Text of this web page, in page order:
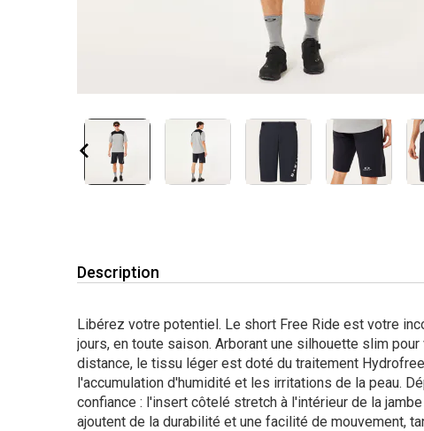
Description
Libérez votre potentiel. Le short Free Ride est votre
jours, en toute saison. Arborant une silhouette slim
distance, le tissu léger est doté du traitement
l'accumulation d'humidité et les irritations de la peau.
confiance : l'insert côtelé stretch à l'intérieur de la
ajoutent de la durabilité et une facilité de mouvement,